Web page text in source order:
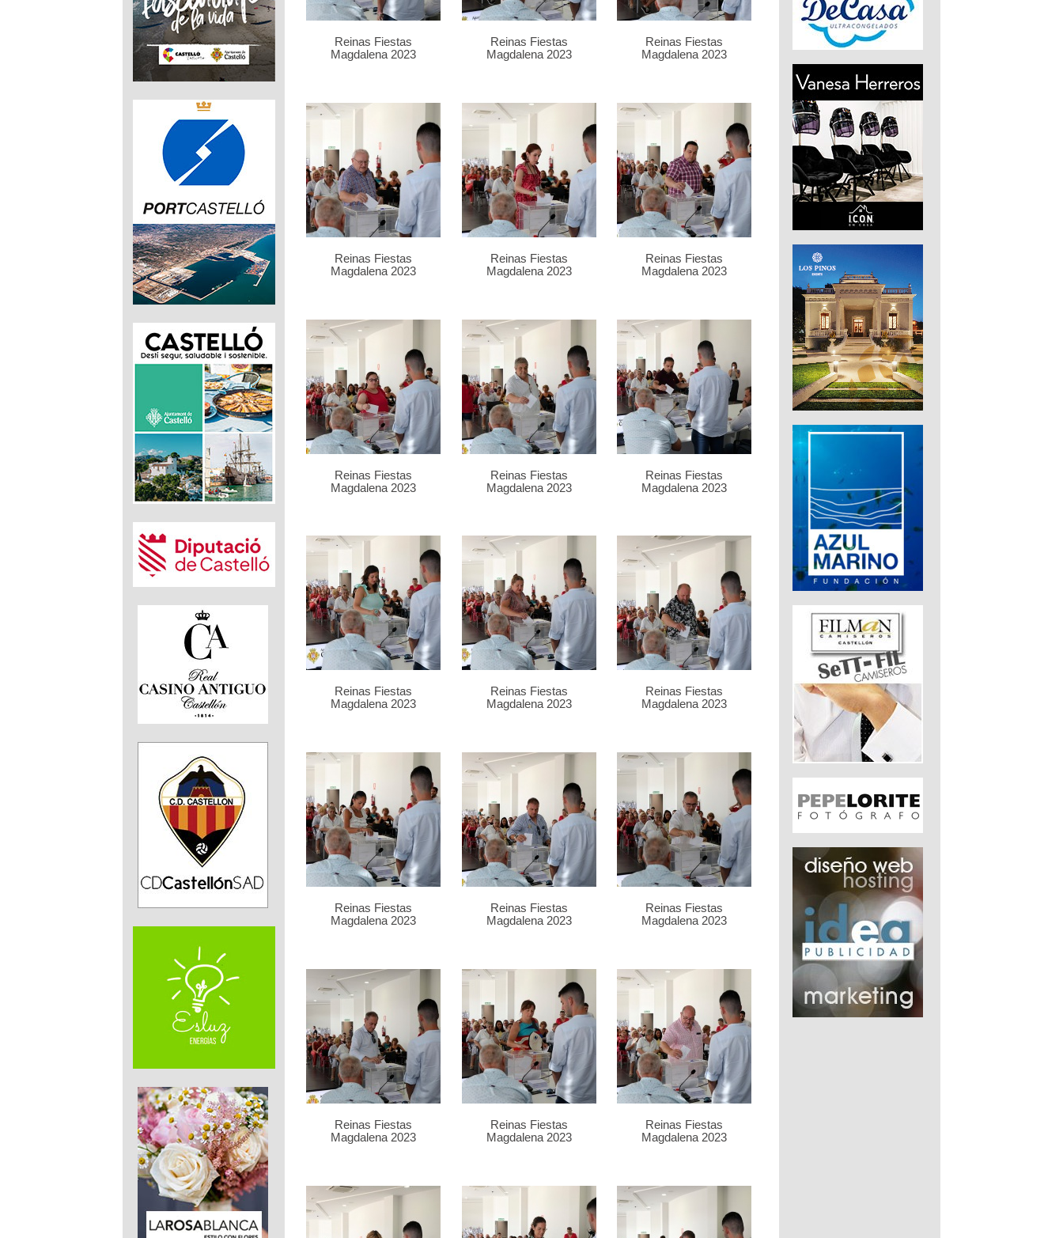
Reinas Fiestas
Magdalena 2023
Reinas Fiestas
Magdalena 2023
Reinas Fiestas
Magdalena 2023
Reinas Fiestas
Magdalena 2023
Reinas Fiestas
Magdalena 2023
Reinas Fiestas
Magdalena 2023
Reinas Fiestas
Magdalena 2023
Reinas Fiestas
Magdalena 2023
Reinas Fiestas
Magdalena 2023
Reinas Fiestas
Magdalena 2023
Reinas Fiestas
Magdalena 2023
Reinas Fiestas
Magdalena 2023
Reinas Fiestas
Magdalena 2023
Reinas Fiestas
Magdalena 2023
Reinas Fiestas
Magdalena 2023
Reinas Fiestas
Magdalena 2023
Reinas Fiestas
Magdalena 2023
Reinas Fiestas
Magdalena 2023